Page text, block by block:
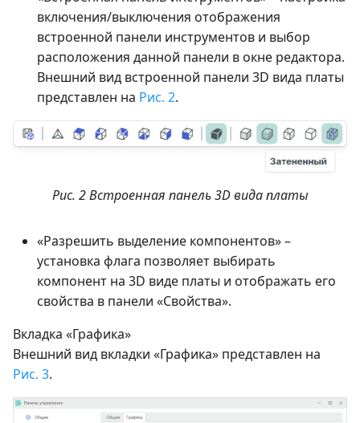
включения/выключения отображения
встроенной панели инструментов и выбор
расположения данной панели в окне редактора.
Внешний вид встроенной панели 3D вида платы
представлен на Рис. 2.
Рис. 2 Встроенная панель 3D вида платы
«Разрешить выделение компонентов» –
установка флага позволяет выбирать
компонент на 3D виде платы и отображать его
свойства в панели «Свойства».
Вкладка «Графика»
Внешний вид вкладки «Графика» представлен на
Рис. 3.